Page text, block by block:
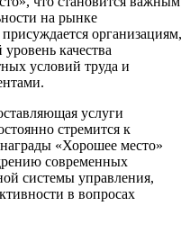
на рынке
организациям,
качества
условий труда и
услуги
стремится к
«Хорошее место»
современных
системы управления,
в вопросах